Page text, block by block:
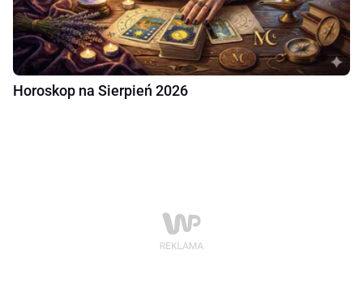
Horoskop na Sierpień 2026